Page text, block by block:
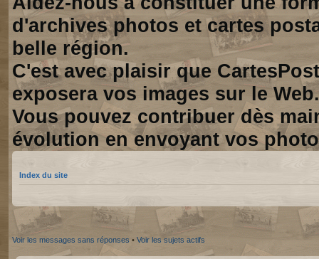
d'archives photos et cartes
belle région.
C'est avec plaisir que
exposera vos images sur le Web.
Vous pouvez contribuer dès
évolution en envoyant vos
Index du site
Voir les messages sans réponses • Voir les sujets actifs